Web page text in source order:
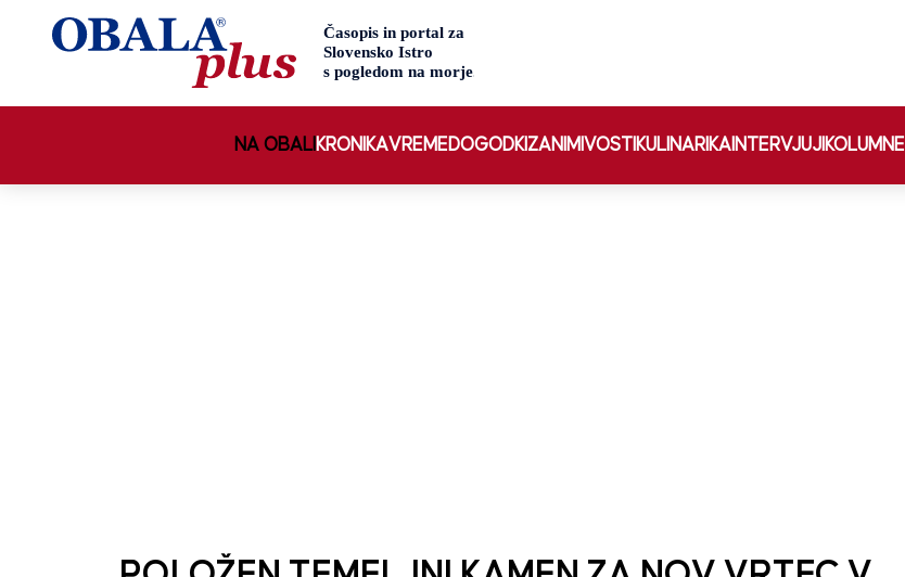
NA OBALI KRONIKAVREMEDOGODKIZANIMIVOSTI KULINARIKA INTERVJUJI KOLUMNE